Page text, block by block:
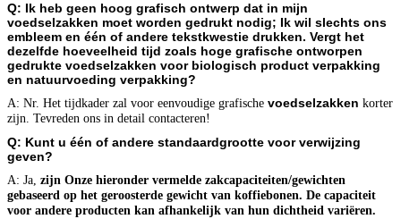
Q: Ik heb geen hoog grafisch ontwerp dat in mijn
voedselzakken moet worden gedrukt nodig; Ik wil slechts ons
embleem en één of andere tekstkwestie drukken. Vergt het
dezelfde hoeveelheid tijd zoals hoge grafische ontworpen
gedrukte voedselzakken voor biologisch product verpakking
en natuurvoeding verpakking?
A: Nr. Het tijdkader zal voor eenvoudige grafische voedselzakken korter
zijn. Tevreden ons in detail contacteren!
Q: Kunt u één of andere standaardgrootte voor verwijzing
geven?
A: Ja, zijn Onze hieronder vermelde zakcapaciteiten/gewichten
gebaseerd op het geroosterde gewicht van koffiebonen. De capaciteit
voor andere producten kan afhankelijk van hun dichtheid variëren.